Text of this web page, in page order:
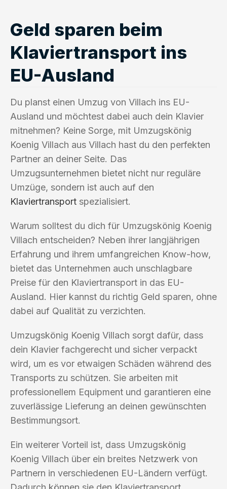
Geld sparen beim
Klaviertransport ins
EU-Ausland
Du planst einen Umzug von Villach ins EU-
Ausland und möchtest dabei auch dein Klavier
mitnehmen? Keine Sorge, mit Umzugskönig
Koenig Villach aus Villach hast du den perfekten
Partner an deiner Seite. Das
Umzugsunternehmen bietet nicht nur reguläre
Umzüge, sondern ist auch auf den
Klaviertransport spezialisiert.
Warum solltest du dich für Umzugskönig Koenig
Villach entscheiden? Neben ihrer langjährigen
Erfahrung und ihrem umfangreichen Know-how,
bietet das Unternehmen auch unschlagbare
Preise für den Klaviertransport in das EU-
Ausland. Hier kannst du richtig Geld sparen, ohne
dabei auf Qualität zu verzichten.
Umzugskönig Koenig Villach sorgt dafür, dass
dein Klavier fachgerecht und sicher verpackt
wird, um es vor etwaigen Schäden während des
Transports zu schützen. Sie arbeiten mit
professionellem Equipment und garantieren eine
zuverlässige Lieferung an deinen gewünschten
Bestimmungsort.
Ein weiterer Vorteil ist, dass Umzugskönig
Koenig Villach über ein breites Netzwerk von
Partnern in verschiedenen EU-Ländern verfügt.